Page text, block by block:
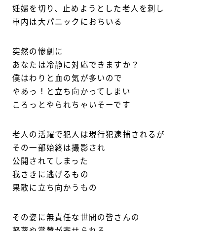
妊婦を切り、止めようとした老人を刺し
車内は大パニックにおちいる
突然の惨劇に
あなたは冷静に対応できますか？
僕はわりと血の気が多いので
やあっ！と立ち向かってしまい
ころっとやられちゃいそーです
老人の活躍で犯人は現行犯逮捕されるが
その一部始終は撮影され
公開されてしまった
我さきに逃げるもの
果敢に立ち向かうもの
その姿に無責任な世間の皆さんの